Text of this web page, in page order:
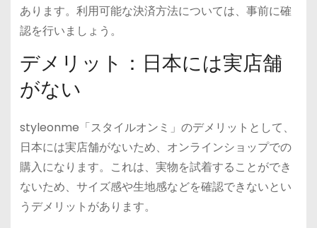
あります。利用可能な決済方法については、事前に確
認を行いましょう。
デメリット：日本には実店舗
がない
styleonme「スタイルオンミ」のデメリットとして、
日本には実店舗がないため、オンラインショップでの
購入になります。これは、実物を試着することができ
ないため、サイズ感や生地感などを確認できないとい
うデメリットがあります。